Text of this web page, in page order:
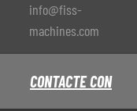
info@fiss-
machines.com
CONTACTE CON